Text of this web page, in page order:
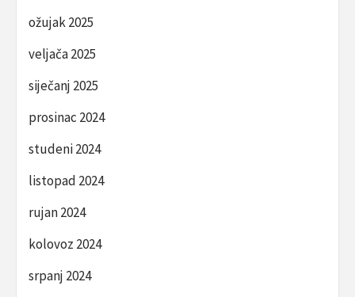
ožujak 2025
veljača 2025
siječanj 2025
prosinac 2024
studeni 2024
listopad 2024
rujan 2024
kolovoz 2024
srpanj 2024